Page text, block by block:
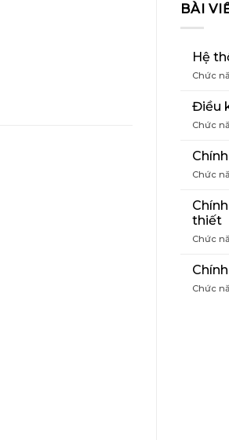
BÀI
Hệ
Chức
Điều
Chức
Chức
thiết
Chức
Chức